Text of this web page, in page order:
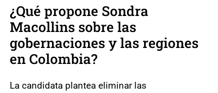
¿Qué propone Sondra
Macollins sobre las
gobernaciones y las regiones
en Colombia?
La candidata plantea eliminar las